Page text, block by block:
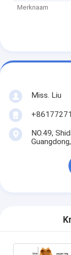
Merknaam
Miss. Liu
NO.49,